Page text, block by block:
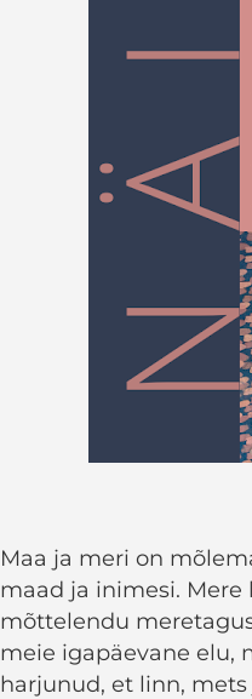
Maa ja meri on
maad ja inimesi.
mõttelendu
meie igapäevane elu,
harjunud, et linn,